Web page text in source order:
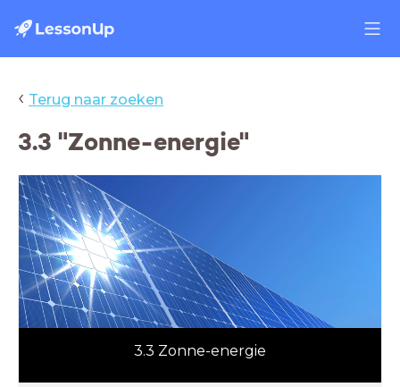
‹ Terug naar zoeken
3.3 "Zonne-energie"
3.3 Zonne-energie